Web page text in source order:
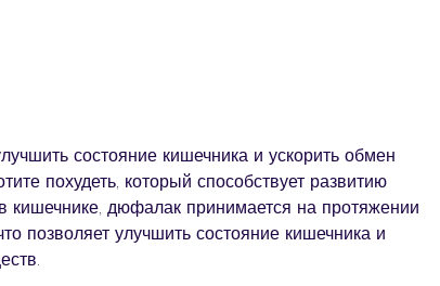
похудеть, который способствует развитию
кишечнике, дюфалак принимается на протяжении
позволяет улучшить состояние кишечника и